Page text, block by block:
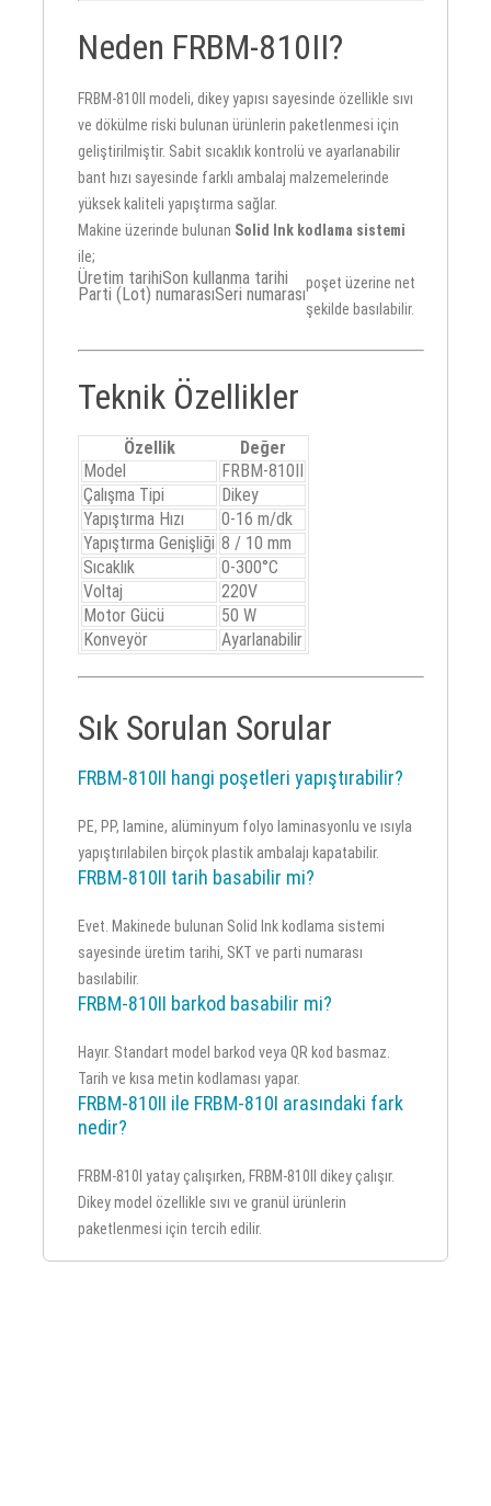
Neden FRBM-810II?
FRBM-810II modeli, dikey yapısı sayesinde özellikle sıvı
ve dökülme riski bulunan ürünlerin paketlenmesi için
geliştirilmiştir. Sabit sıcaklık kontrolü ve ayarlanabilir
bant hızı sayesinde farklı ambalaj malzemelerinde
yüksek kaliteli yapıştırma sağlar.
Makine üzerinde bulunan Solid Ink kodlama sistemi
ile;
Üretim tarihiSon kullanma tarihi
Parti (Lot) numarasıSeri numarası
poşet üzerine net
şekilde basılabilir.
Teknik Özellikler
Özellik
Değer
Model
FRBM-810II
Çalışma Tipi
Dikey
Yapıştırma Hızı
0-16 m/dk
Yapıştırma Genişliği 8 / 10 mm
Sıcaklık
0-300°C
Voltaj
220V
Motor Gücü
50 W
Konveyör
Ayarlanabilir
Sık Sorulan Sorular
FRBM-810II hangi poşetleri yapıştırabilir?
PE, PP, lamine, alüminyum folyo laminasyonlu ve ısıyla
yapıştırılabilen birçok plastik ambalajı kapatabilir.
FRBM-810II tarih basabilir mi?
Evet. Makinede bulunan Solid Ink kodlama sistemi
sayesinde üretim tarihi, SKT ve parti numarası
basılabilir.
FRBM-810II barkod basabilir mi?
Hayır. Standart model barkod veya QR kod basmaz.
Tarih ve kısa metin kodlaması yapar.
FRBM-810II ile FRBM-810I arasındaki fark
nedir?
FRBM-810I yatay çalışırken, FRBM-810II dikey çalışır.
Dikey model özellikle sıvı ve granül ürünlerin
paketlenmesi için tercih edilir.